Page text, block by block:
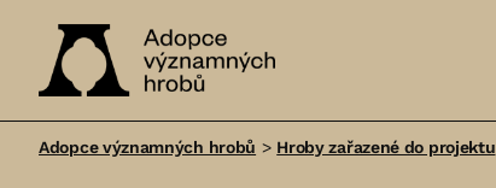
významných
Adopce významných hrobů > Hroby zařazené do projektu